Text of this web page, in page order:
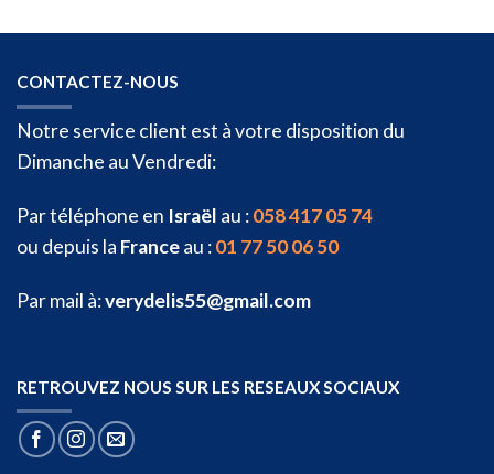
CONTACTEZ-NOUS
Notre service client est à votre disposition du
Dimanche au Vendredi:
Par téléphone en Israël au :058 417 05 74
ou depuis la Franceau :01 77 50 06 50
Par mail à:verydelis55@gmail.com
RETROUVEZ NOUS SUR LES RESEAUX SOCIAUX